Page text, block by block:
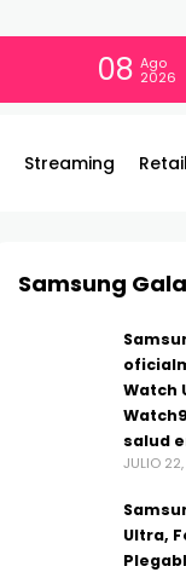
08 Ago
2026
Streaming Retail
Samsung
Watch
salud
JULIO
Ultra,